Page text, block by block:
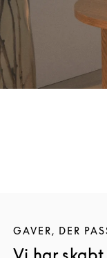
GAVER, DER